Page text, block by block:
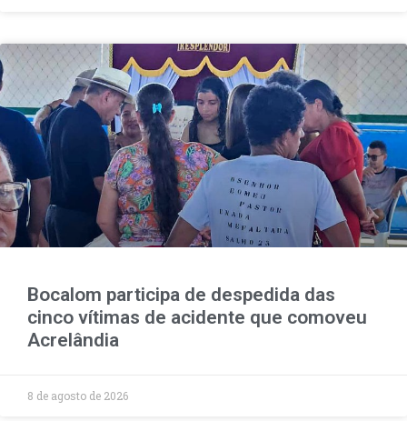
Bocalom participa de despedida das
cinco vítimas de acidente que comoveu
Acrelândia
8 de agosto de 2026